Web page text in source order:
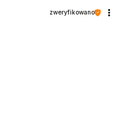
zweryfikowano